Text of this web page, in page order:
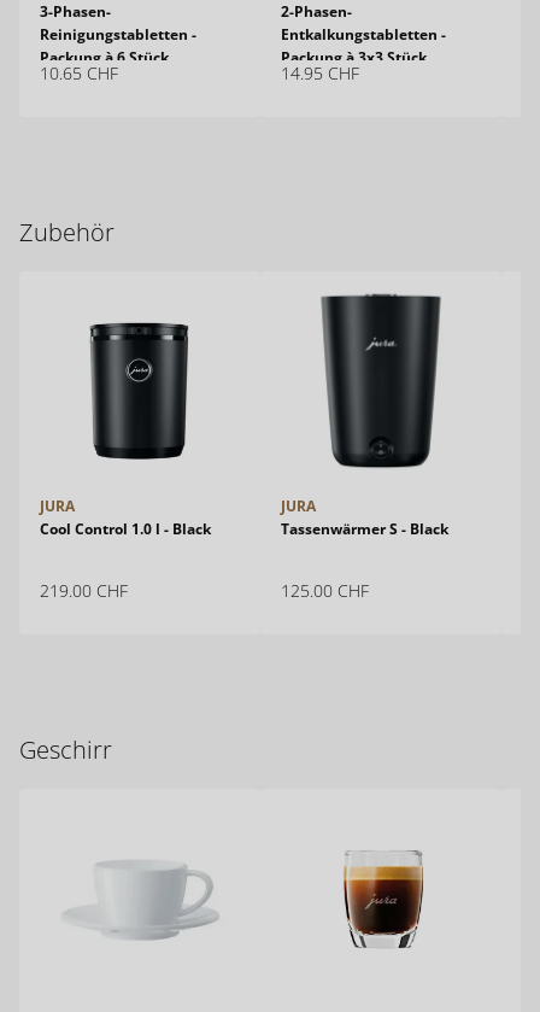
3-Phasen-
Reinigungstabletten -
Packung à 6 Stück
10.65 CHF
2-Phasen-
Entkalkungstabletten -
Packung à 3x3 Stück
14.95 CHF
Zubehör
JURA
Cool Control 1.0 l - Black
219.00 CHF
JURA
Tassenwärmer S - Black
125.00 CHF
Geschirr